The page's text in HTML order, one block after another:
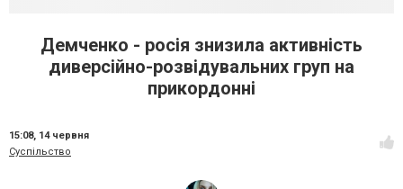
Демченко - росія знизила активність
диверсійно-розвідувальних груп на
прикордонні
15:08, 14 червня
Суспільство